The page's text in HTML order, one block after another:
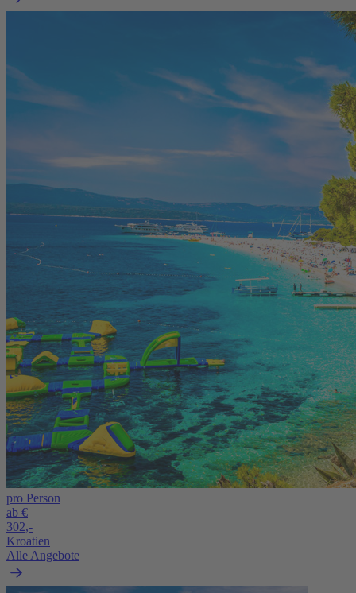
pro Person
ab €
302,-
Kroatien
Alle Angebote